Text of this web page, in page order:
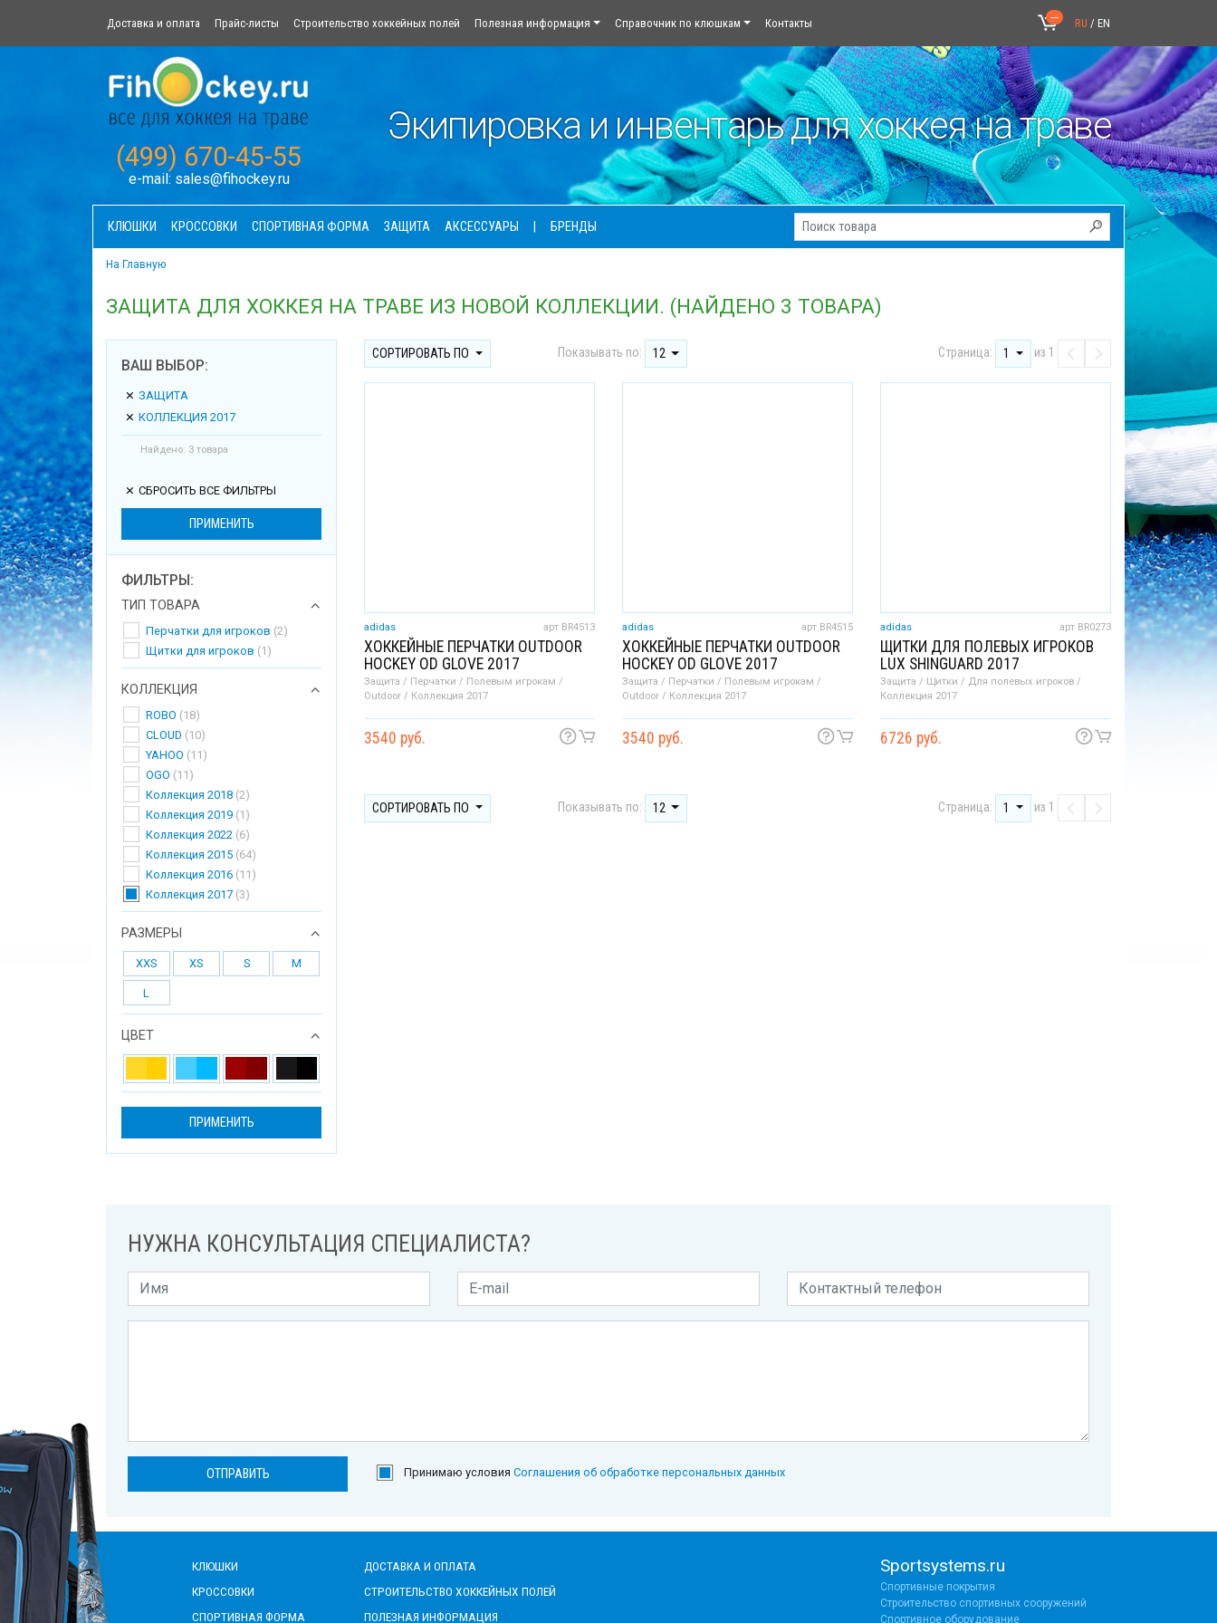
--- RU / EN
Доставка и оплата Прайс-листы Строительство хоккейных полей Полезная информация Справочник по клюшкам Контакты
(499) 670-45-55
e-mail: sales@fihockey.ru
Экипировка и инвентарь для хоккея на траве
КЛЮШКИ КРОССОВКИ СПОРТИВНАЯ ФОРМА ЗАЩИТА АКСЕССУАРЫ БРЕНДЫ
На Главную
ЗАЩИТА ДЛЯ ХОККЕЯ НА ТРАВЕ ИЗ НОВОЙ КОЛЛЕКЦИИ. (НАЙДЕНО 3 ТОВАРА)
ВАШ ВЫБОР:
ЗАЩИТА
КОЛЛЕКЦИЯ 2017
Найдено: 3 товара
СБРОСИТЬ ВСЕ ФИЛЬТРЫ
ПРИМЕНИТЬ
ФИЛЬТРЫ:
ТИП ТОВАРА
Перчатки для игроков (2)
Щитки для игроков (1)
КОЛЛЕКЦИЯ
ROBO (18)
CLOUD (10)
YAHOO (11)
OGO (11)
Коллекция 2018 (2)
Коллекция 2019 (1)
Коллекция 2022 (6)
Коллекция 2015 (64)
Коллекция 2016 (11)
Коллекция 2017 (3)
РАЗМЕРЫ
XXS XS S M
L
ЦВЕТ
ПРИМЕНИТЬ
СОРТИРОВАТЬ ПО Показывать по: 12 Страница: 1 из 1
adidas арт BR4513
ХОККЕЙНЫЕ ПЕРЧАТКИ OUTDOOR
HOCKEY OD GLOVE 2017
Защита / Перчатки / Полевым игрокам /
Outdoor / Коллекция 2017
3540 руб.
adidas арт BR4515
ХОККЕЙНЫЕ ПЕРЧАТКИ OUTDOOR
HOCKEY OD GLOVE 2017
Защита / Перчатки / Полевым игрокам /
Outdoor / Коллекция 2017
3540 руб.
adidas арт BR0273
ЩИТКИ ДЛЯ ПОЛЕВЫХ ИГРОКОВ
LUX SHINGUARD 2017
Защита / Щитки / Для полевых игроков /
Коллекция 2017
6726 руб.
СОРТИРОВАТЬ ПО Показывать по: 12 Страница: 1 из 1
НУЖНА КОНСУЛЬТАЦИЯ СПЕЦИАЛИСТА?
Принимаю условия Соглашения об обработке персональных данных
КЛЮШКИ
КРОССОВКИ
СПОРТИВНАЯ ФОРМА
ДОСТАВКА И ОПЛАТА
СТРОИТЕЛЬСТВО ХОККЕЙНЫХ ПОЛЕЙ
ПОЛЕЗНАЯ ИНФОРМАЦИЯ
Sportsystems.ru
Спортивные покрытия
Строительство спортивных сооружений
Спортивное оборудование